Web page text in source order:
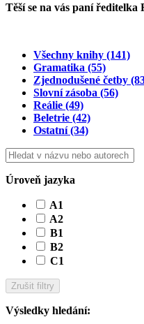
Těší se na vás paní ředitelka
Všechny knihy (141)
Gramatika (55)
Zjednodušené četby
Slovní zásoba (56)
Reálie (49)
Beletrie (42)
Ostatní(34)
Úroveň jazyka
A1
A2
B1
B2
C1
Zrušit filtry
Výsledky hledání: